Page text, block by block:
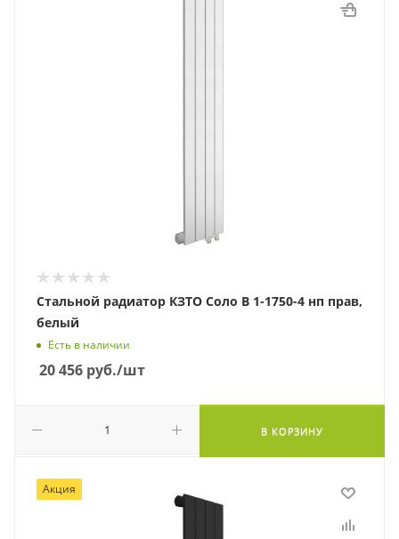
Стальной радиатор КЗТО Соло В 1-1750-4 нп прав,
белый
Есть в наличии
20 456 руб./шт
В КОРЗИНУ
Акция